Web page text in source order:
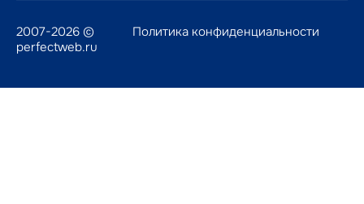
2007-2026 ©
perfectweb.ru
Политика конфиденциальности